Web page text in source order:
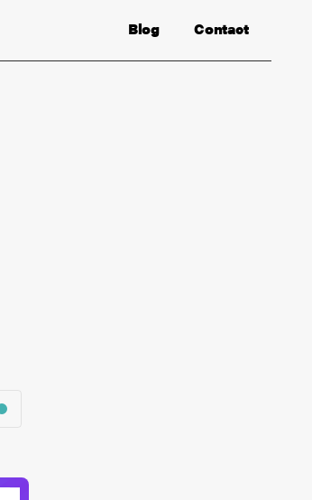
Contact
Blog